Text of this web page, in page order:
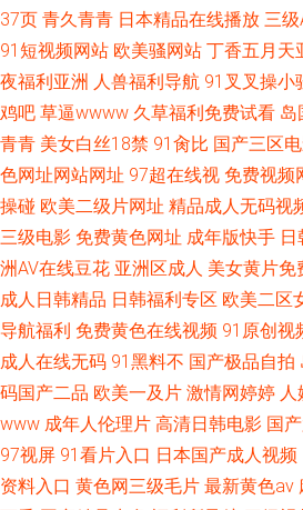
37页 青久青青 日本精品在线播放 三
91短视频网站 欧美骚网站 丁香五月天
夜福利亚洲 人兽福利导航 91叉叉操小
鸡吧 草逼wwww 久草福利免费试看 岛
青青 美女白丝18禁 91肏比 国产三区
色网址网站网址 97超在线视 免费视频
操碰 欧美二级片网址 精品成人无码视
三级电影 免费黄色网址 成年版快手 日
洲AV在线豆花 亚洲区成人 美女黄片免
成人日韩精品 日韩福利专区 欧美二区
导航福利 免费黄色在线视频 91原创视
成人在线无码 91黑料不 国产极品自拍
码国产二品 欧美一及片 激情网婷婷 人
www 成年人伦理片 高清日韩电影 国
97视屏 91看片入口 日本国产成人视频
资料入口 黄色网三级毛片 最新黄色av